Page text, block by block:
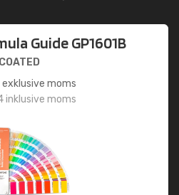
Guide GP1601B
COATED
exklusive moms
inklusive moms